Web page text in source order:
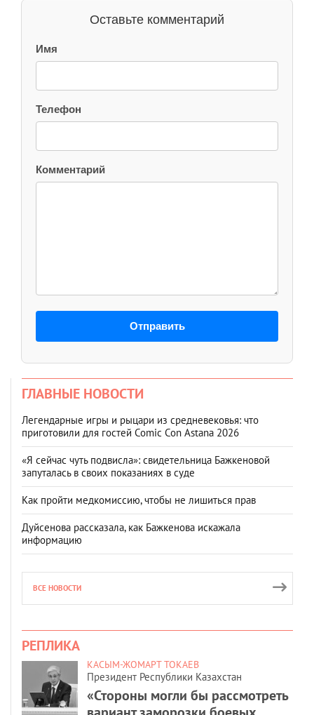
Оставьте комментарий
Имя
Телефон
Комментарий
Отправить
ГЛАВНЫЕ НОВОСТИ
Легендарные игры и рыцари из средневековья: что
приготовили для гостей Comic Con Astana 2026
«Я сейчас чуть подвисла»: свидетельница Бажкеновой
запуталась в своих показаниях в суде
Как пройти медкомиссию, чтобы не лишиться прав
Дуйсенова рассказала, как Бажкенова искажала
информацию
ВСЕ НОВОСТИ
РЕПЛИКА
КАСЫМ-ЖОМАРТ ТОКАЕВ
Президент Республики Казахстан
«Стороны могли бы рассмотреть